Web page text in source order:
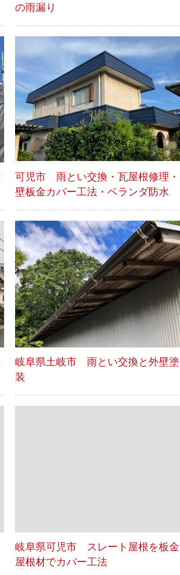
の雨漏り
可児市 雨とい交換・瓦屋根修理・
壁板金カバー工法・ベランダ防水
岐阜県土岐市 雨とい交換と外壁塗
装
岐阜県可児市 スレート屋根を板金
屋根材でカバー工法